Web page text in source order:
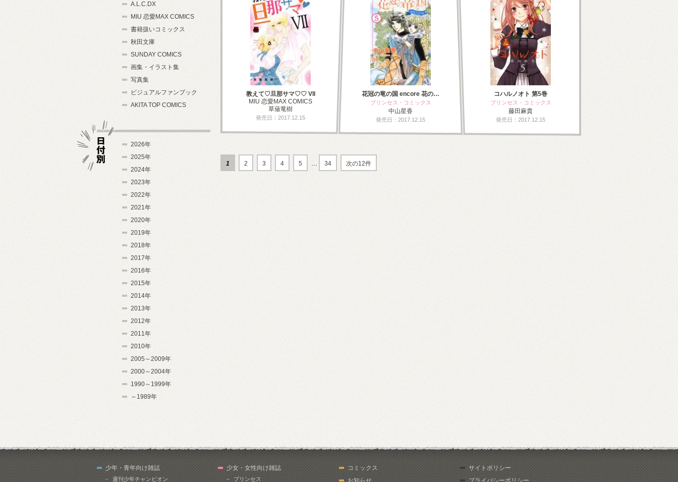
教えて♡旦那サマ♡♡ VII
MIU 恋愛MAX COMICS
草薙竜樹
発売日：2017.12.15
花冠の竜の国 encore 花の…
プリンセス・コミックス
中山星香
発売日：2017.12.15
コハルノオト 第5巻
プリンセス・コミックス
藤田麻貴
発売日：2017.12.15
1 2 3 4 5 … 34 次の12件
A.L.C.DX
MIU 恋愛MAX COMICS
書籍扱いコミックス
秋田文庫
SUNDAY COMICS
画集・イラスト集
写真集
ビジュアルファンブック
AKITA TOP COMICS
2026年
2025年
2024年
2023年
2022年
2021年
2020年
2019年
2018年
2017年
2016年
2015年
2014年
2013年
2012年
2011年
2010年
2005～2009年
2000～2004年
1990～1999年
～1989年
少年・青年向け雑誌
週刊少年チャンピオン
少女・女性向け雑誌
プリンセス
コミックス
お知らせ
サイトポリシー
プライバシーポリシー